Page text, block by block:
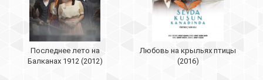
Последнее лето на
Балканах 1912 (2012)
Любовь на крыльях птицы
(2016)